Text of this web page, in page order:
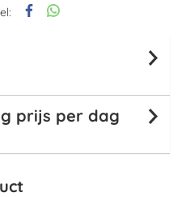
prijs per dag